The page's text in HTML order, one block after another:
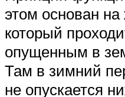
этом основан
который
опущенным в
Там в зимний
не опускается